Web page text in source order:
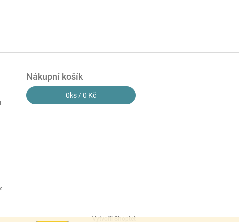
Nákupní košík
0ks /0 Kč
Vytvořil Shoptet